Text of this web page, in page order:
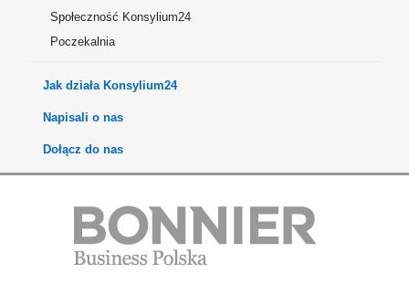
Społeczność Konsylium24
Poczekalnia
Jak działa Konsylium24
Napisali o nas
Dołącz do nas